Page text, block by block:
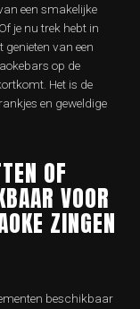
een smakelijke
je nu trek hebt in
genieten van een
op de
Het is de
en geweldige
OF
VOOR
ZINGEN
beschikbaar